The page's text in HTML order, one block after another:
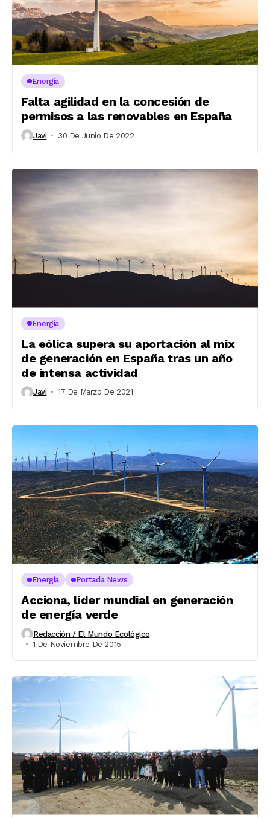
Energía
Falta agilidad en la concesión de
permisos a las renovables en España
Javi 30 De Junio De 2022
Energía
La eólica supera su aportación al mix
de generación en España tras un año
de intensa actividad
Javi 17 De Marzo De 2021
Energía Portada News
Acciona, líder mundial en generación
de energía verde
Redacción / El Mundo Ecológico
1 De Noviembre De 2015